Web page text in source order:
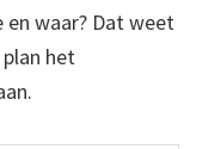
waar? Dat weet
het